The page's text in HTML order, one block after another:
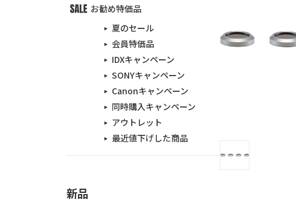
お勧め特価品
夏のセール
会員特価品
IDXキャンペーン
SONYキャンペーン
Canonキャンペーン
同時購入キャンペーン
アウトレット
最近値下げした商品
新品